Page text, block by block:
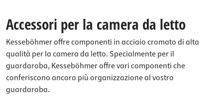
Accessori per la camera da letto
Kesseböhmer offre componenti in acciaio cromato di alta
qualità per la camera da letto. Specialmente per il
guardaroba, Kesseböhmer offre vari componenti che
conferiscono ancora più organizzazione al vostro
guardaroba.